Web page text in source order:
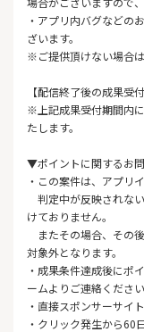
・アプリ内バグなどの
ざいます。
※ご提供頂けない場合
【配信終了後の成果受
※上記成果受付期間内
たします。
▼ポイントに関するお
・この案件は、アプリ
判定中が反映されな
けておりません。
またその場合、その
対象外となります。
・成果条件達成後にポ
ームよりご連絡ください
・直接スポンサーサイ
・クリック発生から60